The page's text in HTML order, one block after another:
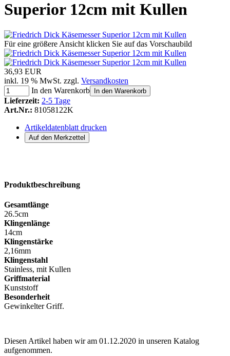
Superior 12cm mit Kullen
Für eine größere Ansicht klicken Sie auf das Vorschaubild
36,93 EUR
inkl. 19 % MwSt. zzgl. Versandkosten
In den Warenkorb
In den Warenkorb
Lieferzeit: 2-5 Tage
Art.Nr.: 81058122K
Artikeldatenblatt drucken
Produktbeschreibung
Gesamtlänge
26.5cm
Klingenlänge
14cm
Klingenstärke
2,16mm
Klingenstahl
Stainless, mit Kullen
Griffmaterial
Kunststoff
Besonderheit
Gewinkelter Griff.
Diesen Artikel haben wir am 01.12.2020 in unseren Katalog
aufgenommen.